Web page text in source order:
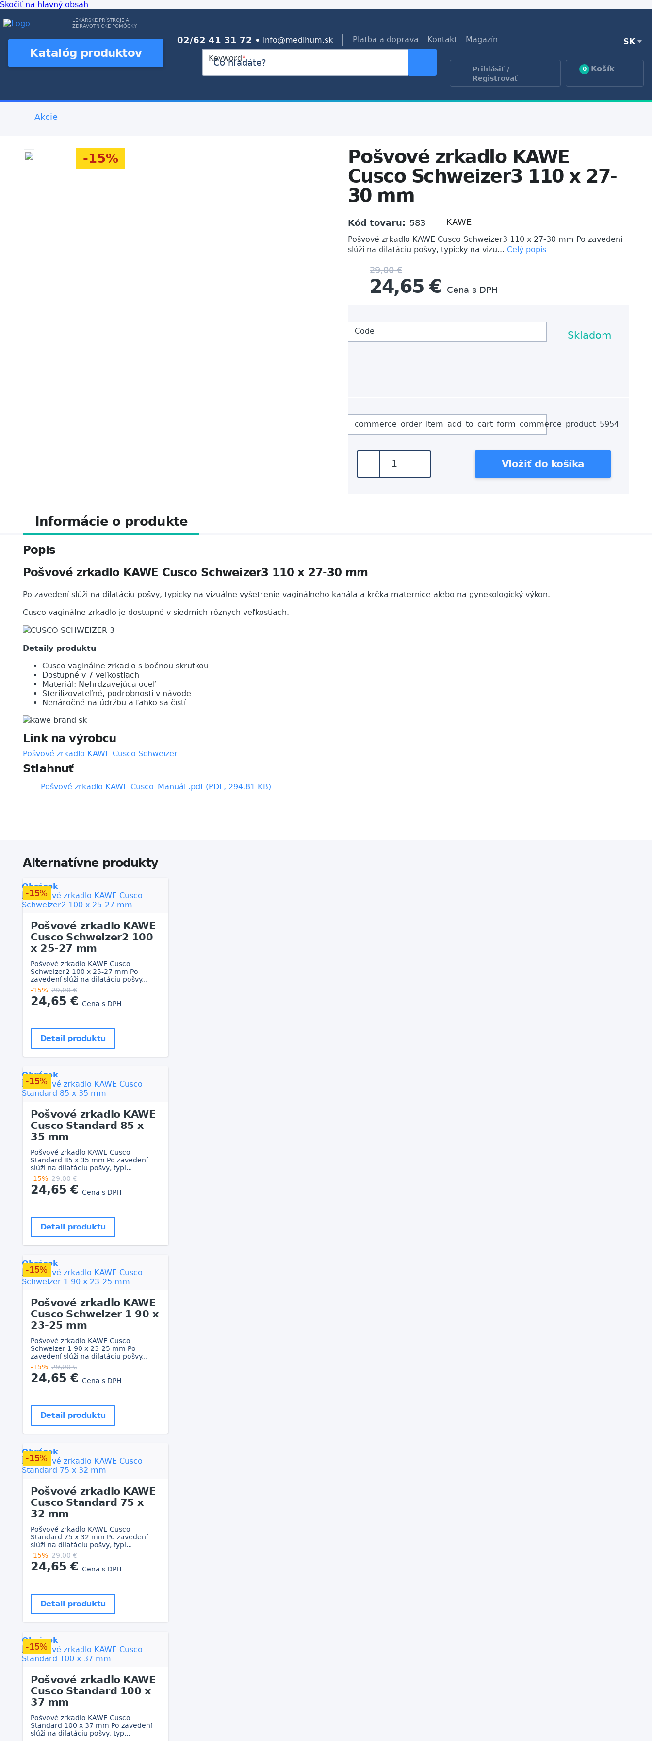
Skočiť na hlavný obsah
LEKÁRSKE PRÍSTROJE A
ZDRAVOTNÍCKE POMÔCKY
Katalóg produktov Keyword
02/62 41 31 72 info@medihum.sk Platba a doprava Kontakt Magazín SK
Prihlásiť /
Registrovať
0 Košík
Akcie
Pošvové zrkadlo KAWE
Cusco Schweizer3 110 x 27-
30 mm
-15%
Kód tovaru: 583 KAWE
Pošvové zrkadlo KAWE Cusco Schweizer3 110 x 27-30 mm Po zavedení
slúži na dilatáciu pošvy, typicky na vizu... Celý popis
29,00 €
24,65 € Cena s DPH
Skladom
Code
commerce_order_item_add_to_cart_form_commerce_product_5954
Informácie o produkte
Popis
Pošvové zrkadlo KAWE Cusco Schweizer3 110 x 27-30 mm
Po zavedení slúži na dilatáciu pošvy, typicky na vizuálne vyšetrenie vaginálneho kanála a krčka maternice alebo na gynekologický výkon.
Cusco vaginálne zrkadlo je dostupné v siedmich rôznych veľkostiach.
Detaily produktu
Cusco vaginálne zrkadlo s bočnou skrutkou
Dostupné v 7 veľkostiach
Materiál: Nehrdzavejúca oceľ
Sterilizovateľné, podrobnosti v návode
Nenáročné na údržbu a ľahko sa čistí
Link na výrobcu
Pošvové zrkadlo KAWE Cusco Schweizer
Stiahnuť
Pošvové zrkadlo KAWE Cusco_Manuál .pdf (PDF, 294.81 KB)
Alternatívne produkty
Obrázok
-15%
Pošvové zrkadlo KAWE
Cusco Schweizer2 100
x 25-27 mm
Pošvové zrkadlo KAWE Cusco
Schweizer2 100 x 25-27 mm Po
zavedení slúži na dilatáciu pošvy...
-15% 29,00 €
24,65 € Cena s DPH
Detail produktu
Obrázok
-15%
Pošvové zrkadlo KAWE
Cusco Standard 85 x
35 mm
Pošvové zrkadlo KAWE Cusco
Standard 85 x 35 mm Po zavedení
slúži na dilatáciu pošvy, typi...
-15% 29,00 €
24,65 € Cena s DPH
Detail produktu
Obrázok
-15%
Pošvové zrkadlo KAWE
Cusco Schweizer 1 90 x
23-25 mm
Pošvové zrkadlo KAWE Cusco
Schweizer 1 90 x 23-25 mm Po
zavedení slúži na dilatáciu pošvy...
-15% 29,00 €
24,65 € Cena s DPH
Detail produktu
Obrázok
-15%
Pošvové zrkadlo KAWE
Cusco Standard 75 x
32 mm
Pošvové zrkadlo KAWE Cusco
Standard 75 x 32 mm Po zavedení
slúži na dilatáciu pošvy, typi...
-15% 29,00 €
24,65 € Cena s DPH
Detail produktu
Obrázok
-15%
Pošvové zrkadlo KAWE
Cusco Standard 100 x
37 mm
Pošvové zrkadlo KAWE Cusco
Standard 100 x 37 mm Po zavedení
slúži na dilatáciu pošvy, typ...